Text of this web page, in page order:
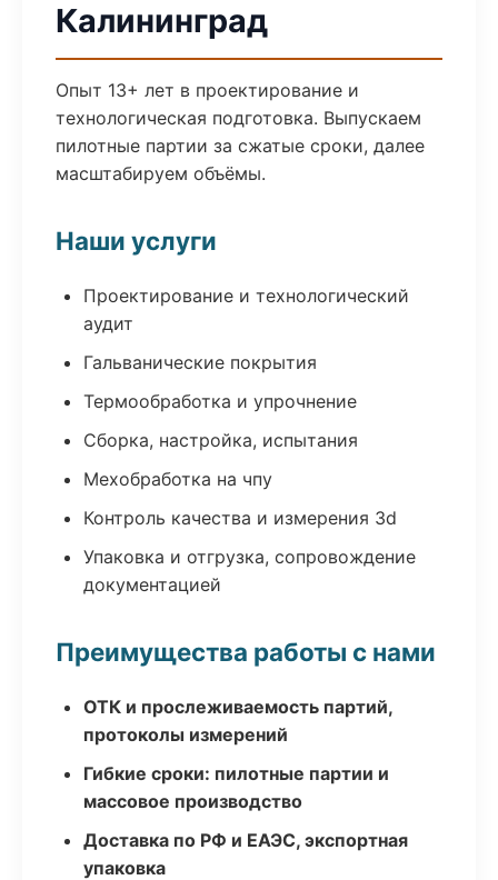
Калининград
Опыт 13+ лет в проектирование и
технологическая подготовка. Выпускаем
пилотные партии за сжатые сроки, далее
масштабируем объёмы.
Наши услуги
Проектирование и технологический
аудит
Гальванические покрытия
Термообработка и упрочнение
Сборка, настройка, испытания
Мехобработка на чпу
Контроль качества и измерения 3d
Упаковка и отгрузка, сопровождение
документацией
Преимущества работы с нами
ОТК и прослеживаемость партий,
протоколы измерений
Гибкие сроки: пилотные партии и
массовое производство
Доставка по РФ и ЕАЭС, экспортная
упаковка